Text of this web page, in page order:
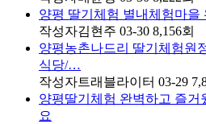
양평 딸기체험 별내체험마을
작성자김현주 03-30 8,156회
양평농촌나드리 딸기체험원
식당/…
작성자트래블라이터 03-29
양평딸기체험 완벽하고 즐거
요